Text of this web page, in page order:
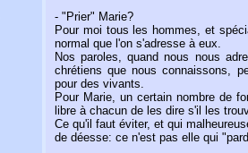
- "Prier" Marie?
Pour moi tous les hommes, et
normal que l'on s'adresse à eux.
Nos paroles, quand nous nous
chrétiens que nous connaissons,
pour des vivants.
Pour Marie, un certain nombre de
libre à chacun de les dire s'il les
Ce qu'il faut éviter, et qui
de déesse: ce n'est pas elle qui